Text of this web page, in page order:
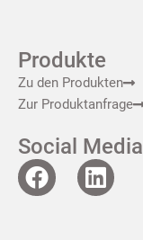
Produkte
Zu den Produkten
Zur Produktanfrage
Social Media